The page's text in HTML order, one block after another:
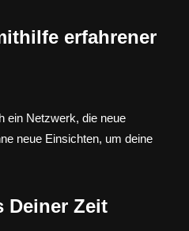
erfahrener
ein Netzwerk, die neue
neue Einsichten, um deine
Deiner Zeit